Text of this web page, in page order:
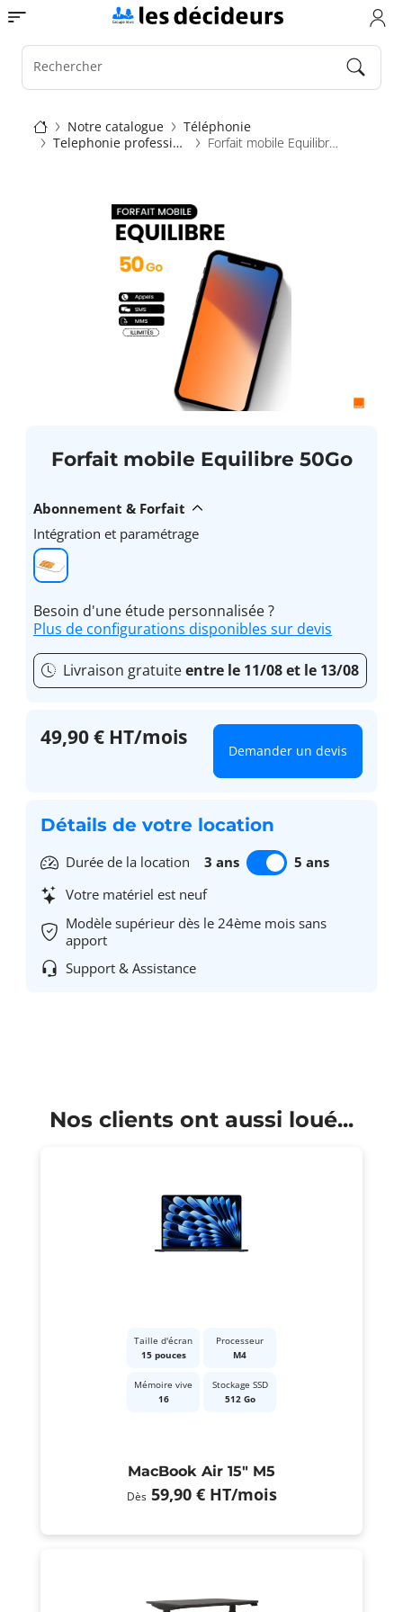
Aller
au
contenu
principal
Toggle navigation
Rechercher
Fil
d'Ariane
Notre catalogue
Téléphonie
Telephonie professionnelle
Forfait mobile Equilibre 50Go
Forfait mobile Equilibre 50Go
Abonnement & Forfait
Intégration et paramétrage
Besoin d'une étude personnalisée ?
Plus de configurations disponibles sur devis
Livraison gratuiteentre le 11/08 et le 13/08
49,90 € HT/mois
Demander un devis
Détails de votre location
Durée de la location 3 ans
5 ans
Votre matériel est neuf
Modèle supérieur dès le 24ème mois sans
apport
Support & Assistance
Nos clients ont aussi loué...
Taille d'écran
15 pouces
Processeur
M4
Mémoire vive
16
Stockage SSD
512 Go
MacBook Air 15" M5
Dès 59,90 € HT/mois